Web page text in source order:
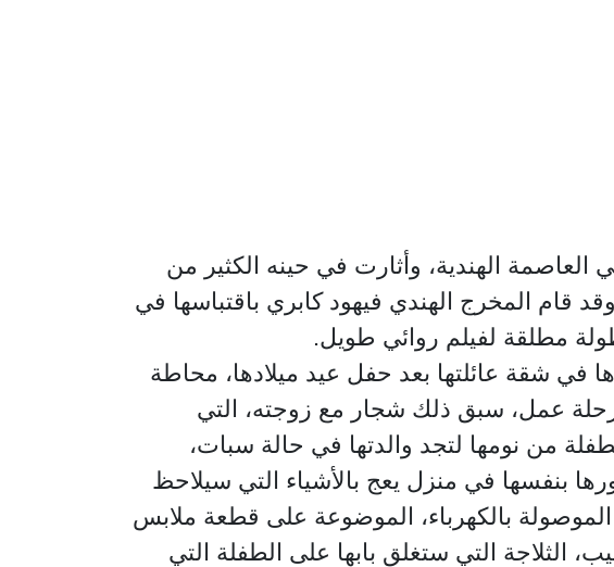
سنوات في العاصمة الهندية، وأثارت في حينه الكثير من
قام المخرج الهندي فيهود كابري باقتباسها في
مطلقة لفيلم روائي طويل.
شقة عائلتها بعد حفل عيد ميلادها، محاطة
رحلة عمل، سبق ذلك شجار مع زوجته، التي
من نومها لتجد والدتها في حالة سبات،
بنفسها في منزل يعج بالأشياء التي سيلاحظ
بالكهرباء، الموضوعة على قطعة ملابس
الثلاجة التي ستغلق بابها على الطفلة التي